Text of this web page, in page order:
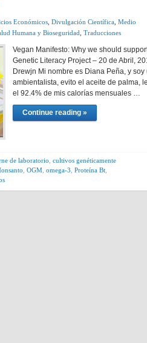
Económicos Divulgación Científica Medio
Humana y Bioseguridad Traducciones
Vegan Manifesto: Why we should
Genetic Literacy Project – 20 de Abril,
Drewjn Mi nombre es Diana Peña, y
ambientalista, evito el aceite de palma,
el 92.4% de mis calorías mensuales …
Continue reading »
de laboratorio cultivos genéticamente
OGM omega-3 Proteína Bt